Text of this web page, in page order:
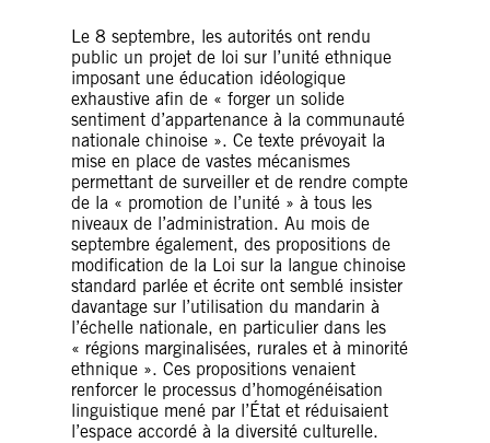
Le 8 septembre, les autorités ont rendu
public un projet de loi sur l’unité ethnique
imposant une éducation idéologique
exhaustive afin de « forger un solide
sentiment d’appartenance à la communauté
nationale chinoise ». Ce texte prévoyait la
mise en place de vastes mécanismes
permettant de surveiller et de rendre compte
de la « promotion de l’unité » à tous les
niveaux de l’administration. Au mois de
septembre également, des propositions de
modification de la Loi sur la langue chinoise
standard parlée et écrite ont semblé insister
davantage sur l’utilisation du mandarin à
l’échelle nationale, en particulier dans les
« régions marginalisées, rurales et à minorité
ethnique ». Ces propositions venaient
renforcer le processus d’homogénéisation
linguistique mené par l’État et réduisaient
l’espace accordé à la diversité culturelle.